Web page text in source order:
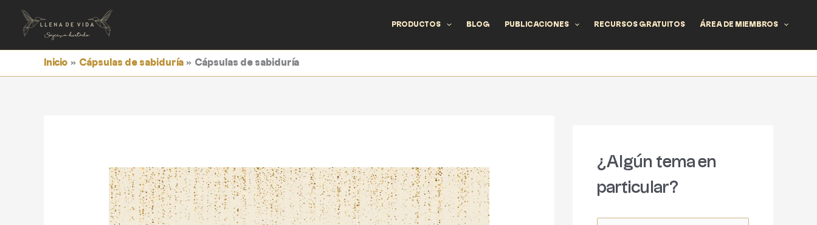
contenido
PRODUCTOS BLOG PUBLICACIONES RECURSOS GRATUITOS ÁREA DE MIEMBROS
Inicio Cápsulas de sabiduría Cápsulas de sabiduría
¿Algún tema en
particular?